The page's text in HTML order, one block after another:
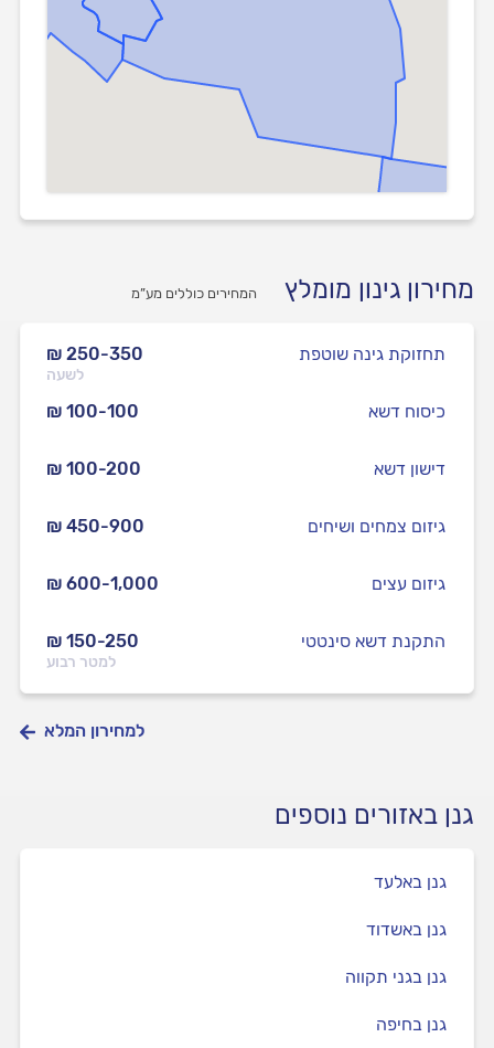
מחירון גינון מומלץ המחירים כוללים מע”מ
₪ 250-350
לשעה
תחזוקת גינה שוטפת
₪ 100-100 כיסוח דשא
₪ 100-200 דישון דשא
₪ 450-900 גיזום צמחים ושיחים
₪ 600-1,000 גיזום עצים
₪ 150-250
למטר רבוע
התקנת דשא סינטטי
למחירון המלא
גנן באזורים נוספים
גנן באלעד
גנן באשדוד
גנן בגני תקווה
גנן בחיפה